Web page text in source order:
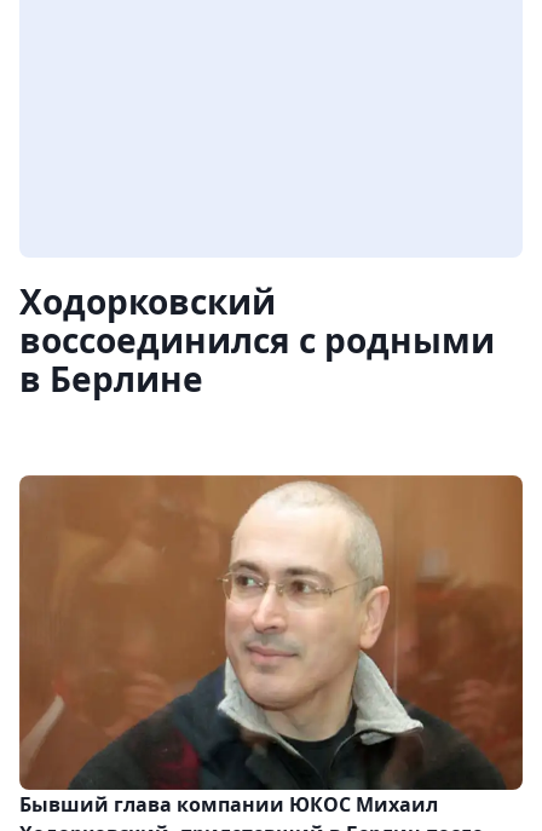
Ходорковский
воссоединился с родными
в Берлине
Бывший глава компании ЮКОС Михаил